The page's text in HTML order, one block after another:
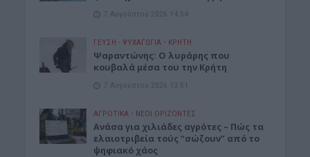
7 Αυγούστου 2026 14:54
ΓΕΎΣΗ - ΨΥΧΑΓΩΓΊΑ • ΚΡΗΤΗ
Ψαραντώνης: Ο λυράρης που
κουβαλά μέσα του την Κρήτη
7 Αυγούστου 2026 13:51
ΑΓΡΟΤΙΚΑ • ΝΕΟΙ ΟΡΙΖΟΝΤΕΣ
Ανάσα για χιλιάδες αγρότες – Πώς τα
ελαιοτριβεία τούς “σώζουν” από το
ψηφιακό χάος